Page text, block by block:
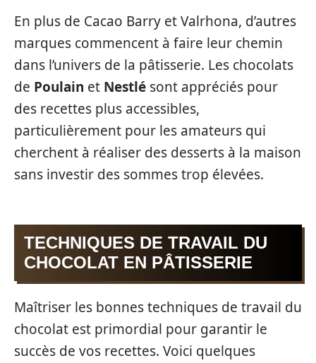
En plus de Cacao Barry et Valrhona, d’autres
marques commencent à faire leur chemin
dans l’univers de la pâtisserie. Les chocolats
de Poulain et Nestlé sont appréciés pour
des recettes plus accessibles,
particulièrement pour les amateurs qui
cherchent à réaliser des desserts à la maison
sans investir des sommes trop élevées.
TECHNIQUES DE TRAVAIL DU
CHOCOLAT EN PÂTISSERIE
Maîtriser les bonnes techniques de travail du
chocolat est primordial pour garantir le
succès de vos recettes. Voici quelques